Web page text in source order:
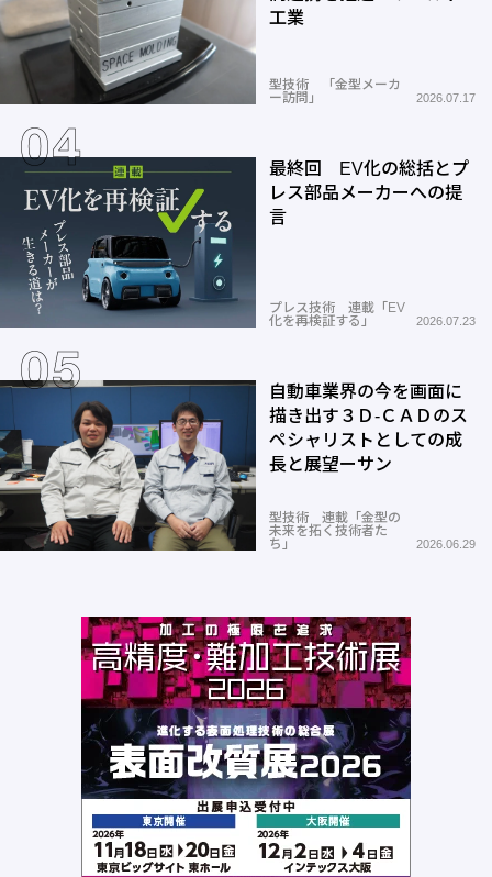
工業
型技術 「金型メーカ
ー訪問」
2026.07.17
最終回 EV化の総括とプ
レス部品メーカーへの提
言
プレス技術 連載「EV
化を再検証する」
2026.07.23
自動車業界の今を画面に
描き出す３Ｄ-ＣＡＤのス
ペシャリストとしての成
長と展望ーサン
型技術 連載「金型の
未来を拓く技術者た
ち」
2026.06.29